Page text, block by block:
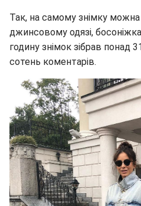
Так, на самому знімку можна
джинсовому одязі,
годину знімок зібрав понад
сотень коментарів.